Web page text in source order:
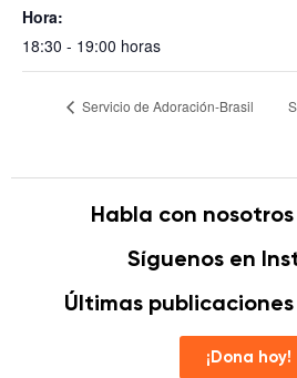
Hora:
18:30 - 19:00 horas
Servicio de Adoración-Brasil
Habla con
Síguenos en
Últimas
¡Dona hoy!